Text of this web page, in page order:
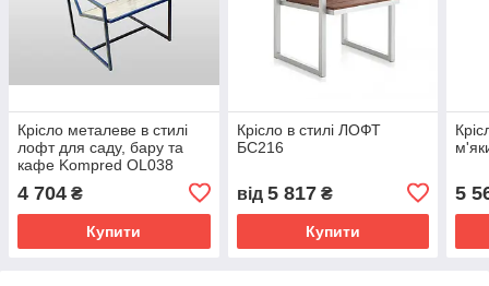
Крісло металеве в стилі
лофт для саду, бару та
кафе Kompred OL038
4 704 ₴
Купити
Крісло в стилі ЛОФТ
БС216
від 5 817₴
Купити
5